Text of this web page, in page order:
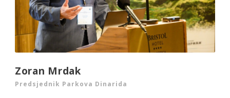
Zoran Mrdak
Predsjednik Parkova Dinarida